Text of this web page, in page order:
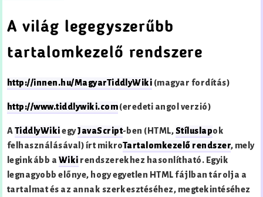
A világ legegyszerűbb
tartalomkezelő rendszere
http://innen.hu/MagyarTiddlyWiki (magyar fordítás)
http://www.tiddlywiki.com(eredeti angol verzió)
ATiddlyWikiegyJavaScript-ben (HTML,Stíluslapok
felhasználásával) írt mikroTartalomkezelő rendszer, mely
leginkább a Wiki rendszerekhez hasonlítható. Egyik
legnagyobb előnye, hogy egyetlen HTML fájlban tárolja a
tartalmat és az annak szerkesztéséhez, megtekintéséhez